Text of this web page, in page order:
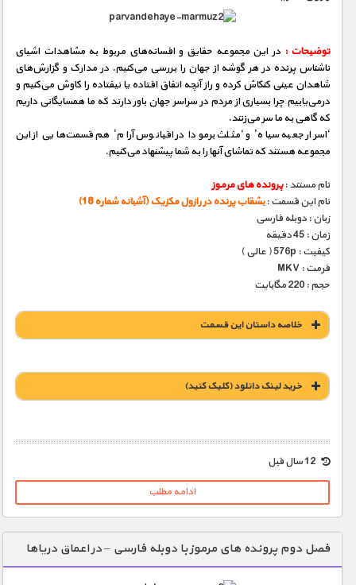
توضیحات :در این مجموعه حقایق و افسانه‌های مربوط به مشاهدات اشیای
ناشناس پرنده در هر گوشه از جهان را بررسی می‌كنیم. در مدارک و گزارش‌های
شاهدان عینی كنكاش كرده و راز آنچه اتفاق‌ افتاده یا نیفتاده را کاوش می‌كنیم و
درمی‌یابیم چرا بسیاری از مردم در سراسر جهان باور دارند که ما همسایگانی داریم
که گاهی به ما سر می‌زنند.
‘اسرار جعبه سیاه’ و ‘مثلث برمودا در اقیانوس آرام’ هم قسمت‌هایی از این
مجموعه هستند که تماشای آنها را به شما پیشنهاد می‌کنیم.
نام مستند :پرونده های مرموز
نام این قسمت :بشقاب پرنده در رازول مکزیک (آشبانه شماره 18)
زبان : دوبله فارسی
زمان : 45 دقیقه
کیفیت : 576p ( عالی )
فرمت : MKV
حجم : 220 مگابایت
خلاصه داستان این قسمت
خريد لينک دانلود (کليک کنيد)
1900 تومان – خريد لينک دانلود (افزودن به سبد خريد)
ادامه مطلب
فصل دوم پرونده های مرموز با دوبله فارسی – در اعماق دریاها